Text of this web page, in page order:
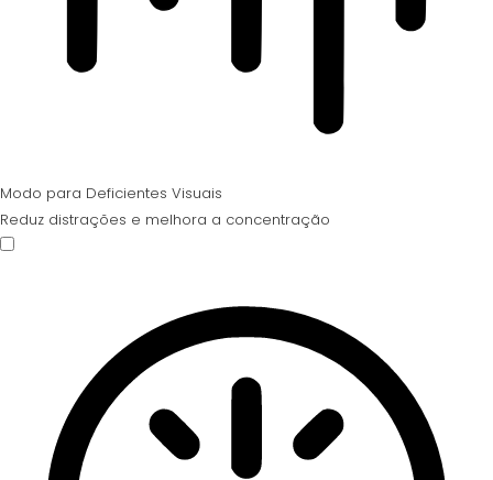
Modo para Deficientes Visuais
Reduz distrações e melhora a concentração